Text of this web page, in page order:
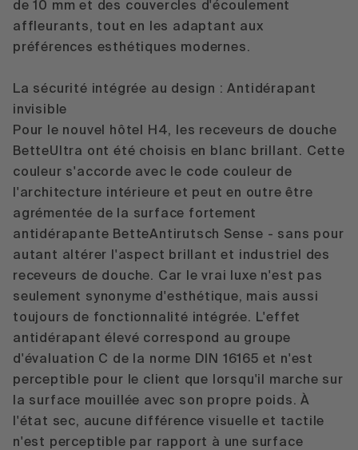
de 10 mm et des couvercles d'écoulement
affleurants, tout en les adaptant aux
préférences esthétiques modernes.
La sécurité intégrée au design : Antidérapant
invisible
Pour le nouvel hôtel H4, les receveurs de douche
BetteUltra ont été choisis en blanc brillant. Cette
couleur s'accorde avec le code couleur de
l'architecture intérieure et peut en outre être
agrémentée de la surface fortement
antidérapante BetteAntirutsch Sense - sans pour
autant altérer l'aspect brillant et industriel des
receveurs de douche. Car le vrai luxe n'est pas
seulement synonyme d'esthétique, mais aussi
toujours de fonctionnalité intégrée. L'effet
antidérapant élevé correspond au groupe
d'évaluation C de la norme DIN 16165 et n'est
perceptible pour le client que lorsqu'il marche sur
la surface mouillée avec son propre poids. À
l'état sec, aucune différence visuelle et tactile
n'est perceptible par rapport à une surface